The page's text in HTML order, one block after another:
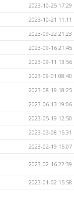
2023-10-25 17:29
2023-10-21 11:11
2023-09-22 21:23
2023-09-16 21:45
2023-09-11 13:56
2023-09-01 08:40
2023-08-19 18:25
2023-06-13 19:06
2023-05-19 12:50
2023-03-08 15:31
2023-02-19 15:07
2023-02-16 22:39
2023-01-02 15:58